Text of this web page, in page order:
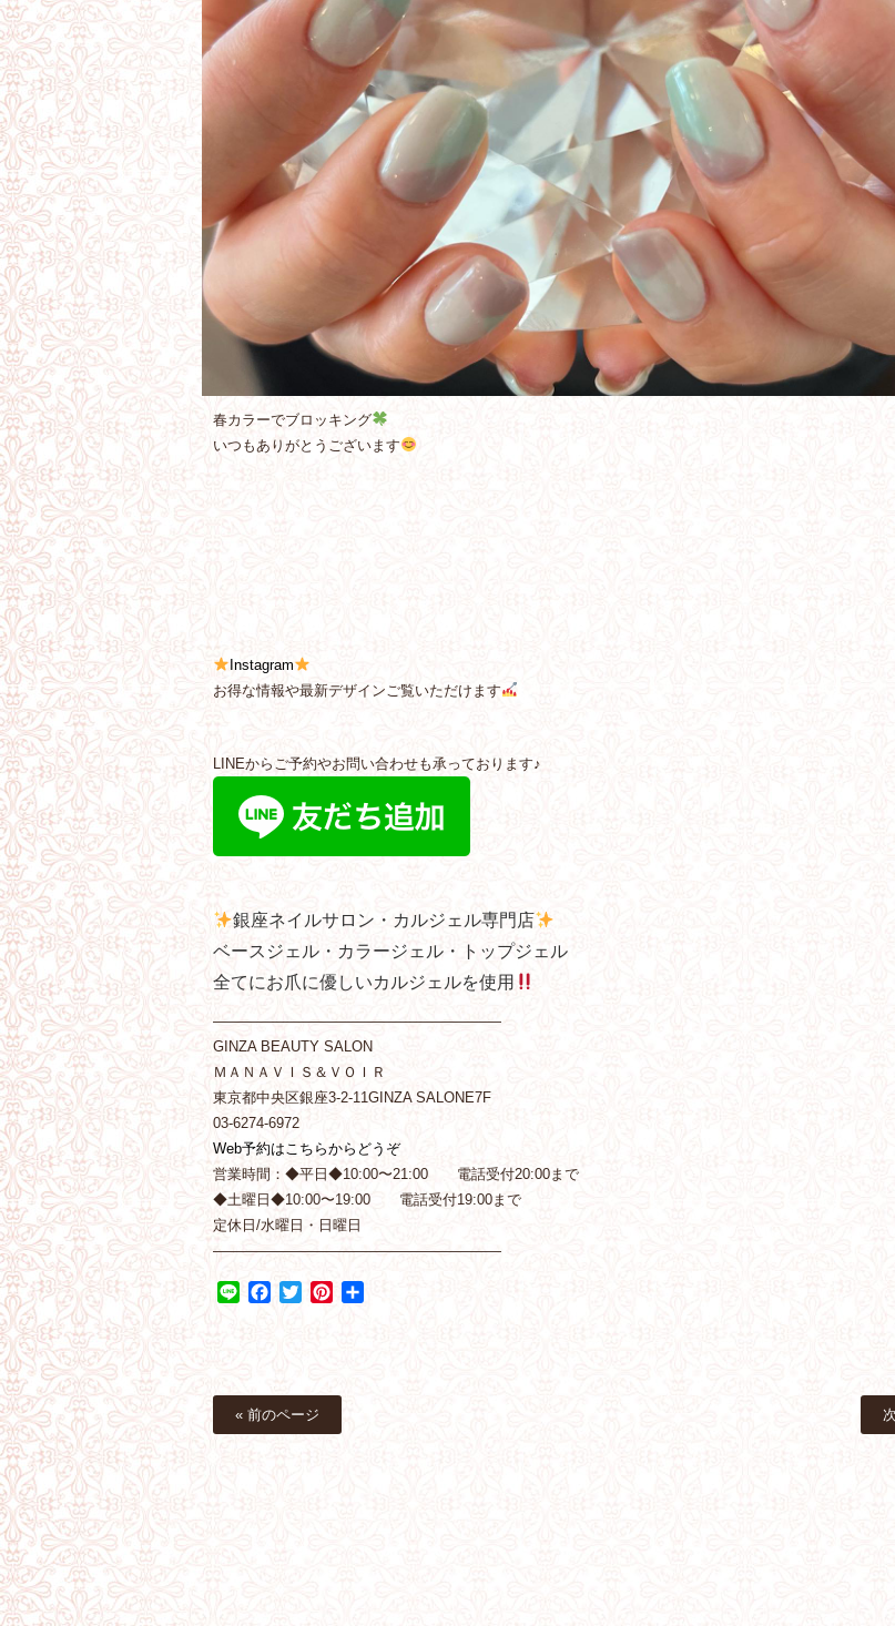
春カラーでブロッキング
いつもありがとうございます
Instagram
お得な情報や最新デザインご覧いただけます
LINEからご予約やお問い合わせも承っております♪
銀座ネイルサロン・カルジェル専門店
ベースジェル・カラージェル・トップジェル
全てにお爪に優しいカルジェルを使用
————————————————————
GINZA BEAUTY SALON
ＭＡＮＡＶＩＳ＆ＶＯＩＲ
東京都中央区銀座3-2-11GINZA SALONE7F
03-6274-6972
Web予約はこちらからどうぞ
営業時間：◆平日◆10:00〜21:00 電話受付20:00まで
◆土曜日◆10:00〜19:00 電話受付19:00まで
定休日/水曜日・日曜日
————————————————————
Line Facebook
TwitterPinterest
« 前のページ